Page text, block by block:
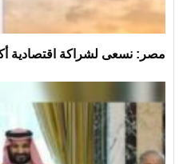
مصر: نسعى لشراكة اقتصادية